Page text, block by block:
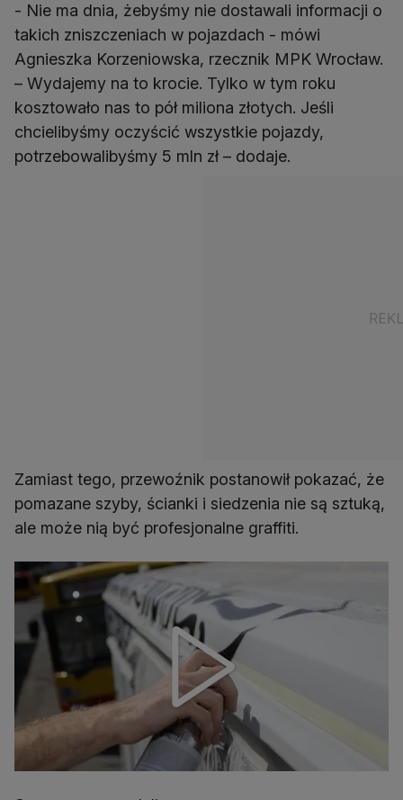
- Nie ma dnia, żebyśmy nie dostawali informacji o
takich zniszczeniach w pojazdach - mówi
Agnieszka Korzeniowska, rzecznik MPK Wrocław.
– Wydajemy na to krocie. Tylko w tym roku
kosztowało nas to pół miliona złotych. Jeśli
chcielibyśmy oczyścić wszystkie pojazdy,
potrzebowalibyśmy 5 mln zł – dodaje.
Zamiast tego, przewoźnik postanowił pokazać, że
pomazane szyby, ścianki i siedzenia nie są sztuką,
ale może nią być profesjonalne graffiti.